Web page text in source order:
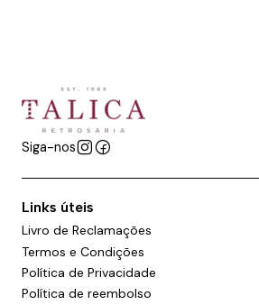
Siga-nos
Links úteis
Livro de Reclamações
Termos e Condições
Política de Privacidade
Política de reembolso